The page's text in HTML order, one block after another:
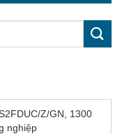
Z/GN, 1300
nghiệp